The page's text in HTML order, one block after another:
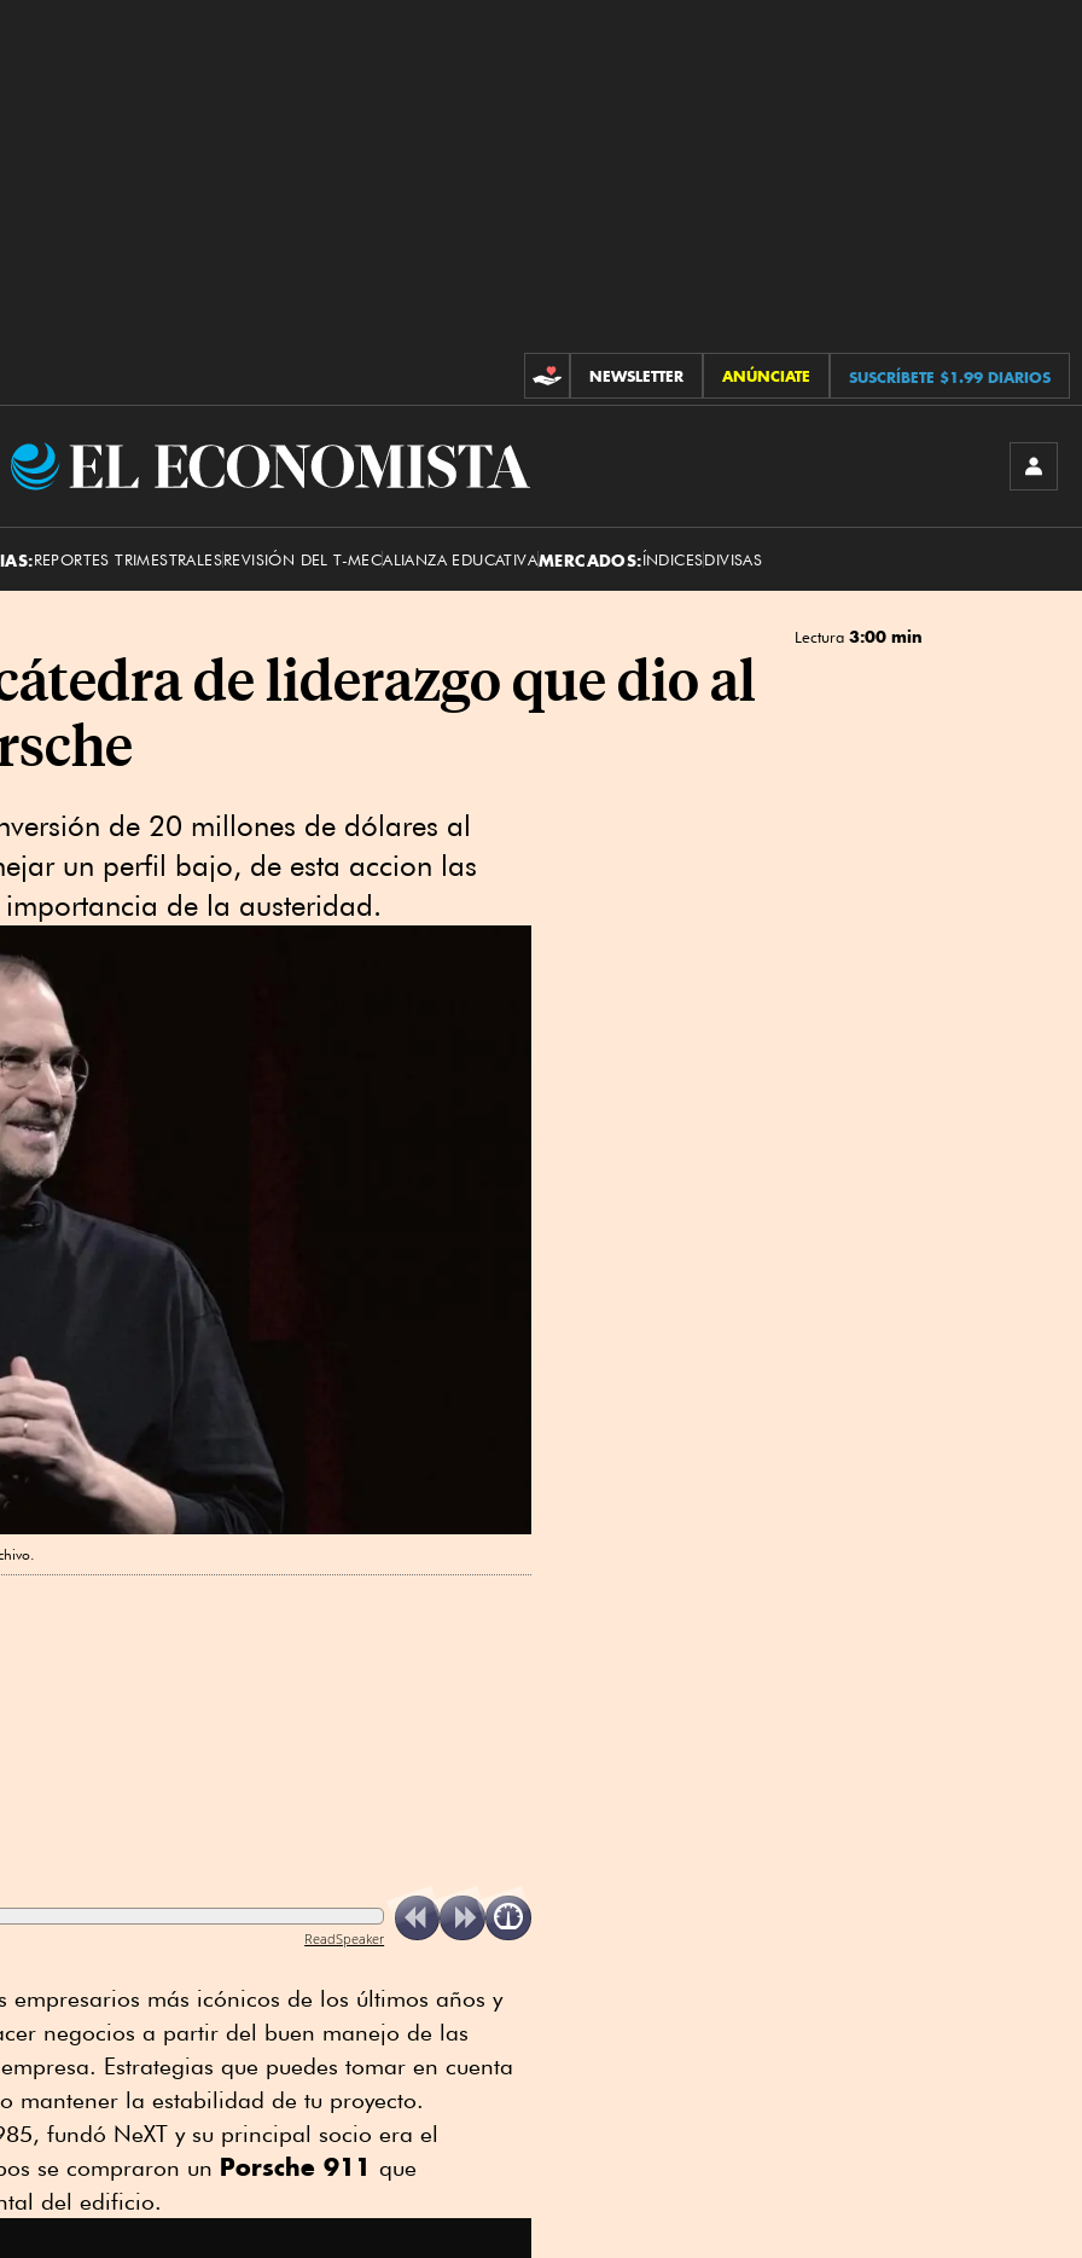
CONTRIBUCIONES
NEWSLETTER ANÚNCIATE SUSCRÍBETE $1.99 DIARIOS
El
REPORTES TRIMESTRALESREVISIÓN DEL T-MECALIANZA EDUCATIVAMERCADOS:ÍNDICESDIVISAS
Lectura 3:00 min
de liderazgo que dio al
de 20 millones de dólares al
un perfil bajo, de esta accion las
de la austeridad.
ReadSpeaker
empresarios más icónicos de los últimos años y
negocios a partir del buen manejo de las
Estrategias que puedes tomar en cuenta
mantener la estabilidad de tu proyecto.
fundó NeXT y su principal socio era el
se compraron un Porsche 911 que
del edificio.